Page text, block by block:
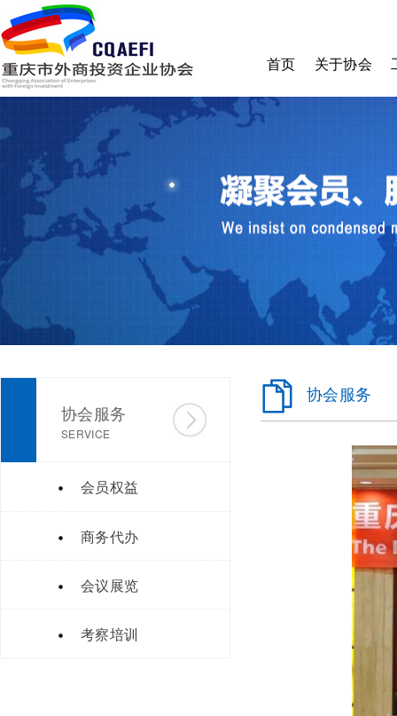
首页 关于协会
监事会
秘书处
收费标准
加入我们
协会服务
SERVICE
会员权益
商务代办
会议展览
考察培训
协会服务